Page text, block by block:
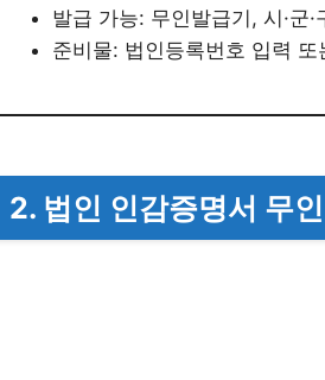
발급 가능: 무인발급기, 시·군·
준비물: 법인등록번호 입력 또
2. 법인 인감증명서 무